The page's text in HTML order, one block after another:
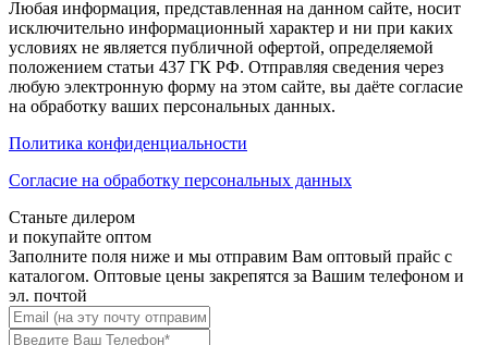
Любая информация, представленная на данном сайте, носит
исключительно информационный характер и ни при каких
условиях не является публичной офертой, определяемой
положением статьи 437 ГК РФ. Отправляя сведения через
любую электронную форму на этом сайте, вы даёте согласие
на обработку ваших персональных данных.
Политика конфиденциальности
Cогласие на обработку персональных данных
Станьте дилером
и покупайте оптом
Заполните поля ниже и мы отправим Вам оптовый прайс с
каталогом. Оптовые цены закрепятся за Вашим телефоном и
эл. почтой